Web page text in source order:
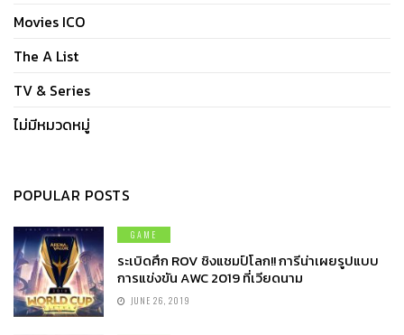
Movies ICO
The A List
TV & Series
ไม่มีหมวดหมู่
POPULAR POSTS
GAME
ระเบิดศึก ROV ชิงแชมป์โลก!! การีน่าเผยรูปแบบ
การแข่งขัน AWC 2019 ที่เวียดนาม
JUNE 26, 2019